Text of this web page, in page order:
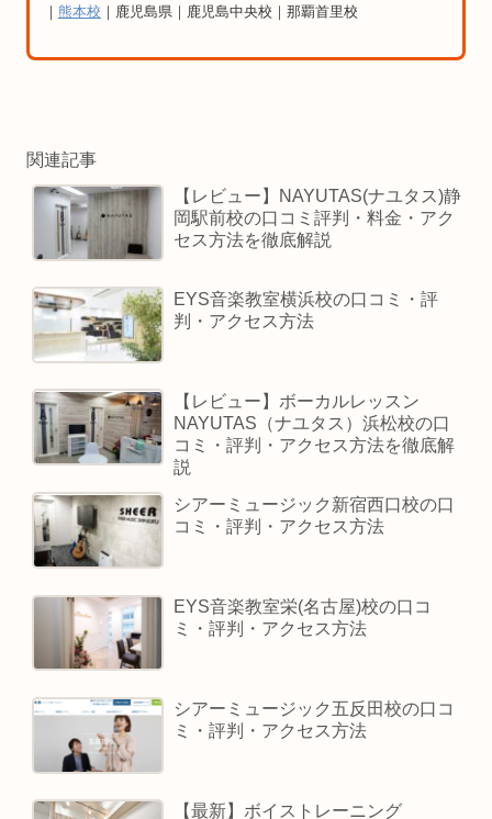
｜ 熊本校 ｜鹿児島県｜鹿児島中央校｜那覇首里校
関連記事
【レビュー】NAYUTAS(ナユタス)静
岡駅前校の口コミ評判・料金・アク
セス方法を徹底解説
EYS音楽教室横浜校の口コミ・評
判・アクセス方法
【レビュー】ボーカルレッスン
NAYUTAS（ナユタス）浜松校の口
コミ・評判・アクセス方法を徹底解
説
シアーミュージック新宿西口校の口
コミ・評判・アクセス方法
EYS音楽教室栄(名古屋)校の口コ
ミ・評判・アクセス方法
シアーミュージック五反田校の口コ
ミ・評判・アクセス方法
【最新】ボイストレーニング